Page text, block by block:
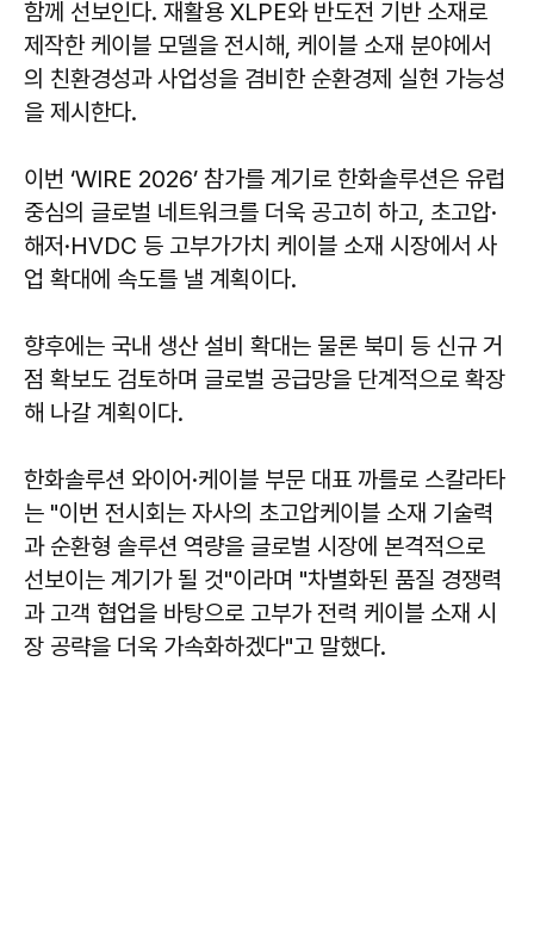
함께 선보인다. 재활용 XLPE와 반도전 기반 소재로
제작한 케이블 모델을 전시해, 케이블 소재 분야에서
의 친환경성과 사업성을 겸비한 순환경제 실현 가능성
을 제시한다.
이번 ‘WIRE 2026’ 참가를 계기로 한화솔루션은 유럽
중심의 글로벌 네트워크를 더욱 공고히 하고, 초고압·
해저·HVDC 등 고부가가치 케이블 소재 시장에서 사
업 확대에 속도를 낼 계획이다.
향후에는 국내 생산 설비 확대는 물론 북미 등 신규 거
점 확보도 검토하며 글로벌 공급망을 단계적으로 확장
해 나갈 계획이다.
한화솔루션 와이어·케이블 부문 대표 까를로 스칼라타
는 "이번 전시회는 자사의 초고압케이블 소재 기술력
과 순환형 솔루션 역량을 글로벌 시장에 본격적으로
선보이는 계기가 될 것"이라며 "차별화된 품질 경쟁력
과 고객 협업을 바탕으로 고부가 전력 케이블 소재 시
장 공략을 더욱 가속화하겠다"고 말했다.